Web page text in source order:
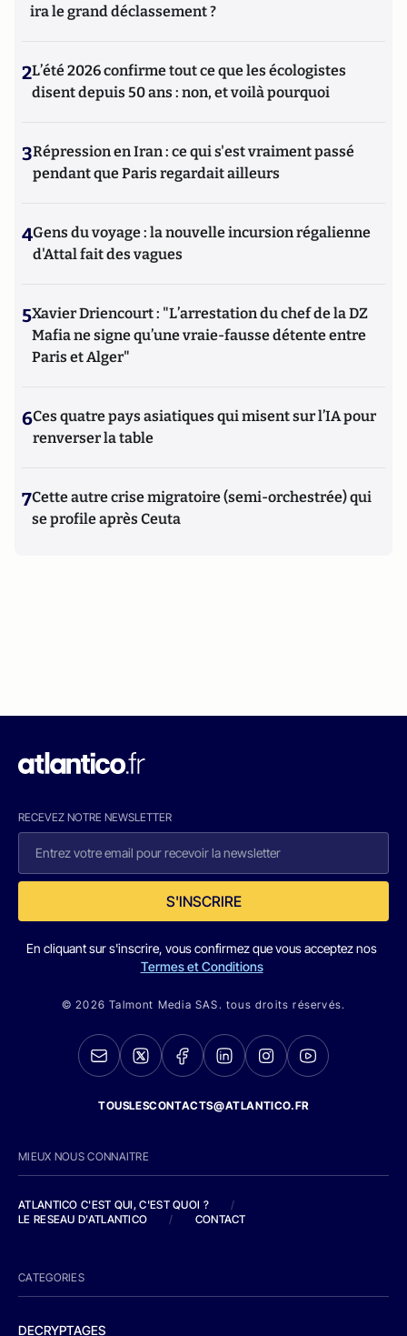
ira le grand déclassement ?
2L’été 2026 confirme tout ce que les écologistes
disent depuis 50 ans : non, et voilà pourquoi
3Répression en Iran : ce qui s'est vraiment passé
pendant que Paris regardait ailleurs
4Gens du voyage : la nouvelle incursion régalienne
d'Attal fait des vagues
5Xavier Driencourt : "L’arrestation du chef de la DZ
Mafia ne signe qu’une vraie-fausse détente entre
Paris et Alger"
6Ces quatre pays asiatiques qui misent sur l’IA pour
renverser la table
7Cette autre crise migratoire (semi-orchestrée) qui
se profile après Ceuta
RECEVEZ NOTRE NEWSLETTER
S'INSCRIRE
En cliquant sur s'inscrire, vous confirmez que vous acceptez nos
Termes et Conditions
© 2026 Talmont Media SAS. tous droits réservés.
TOUSLESCONTACTS@ATLANTICO.FR
MIEUX NOUS CONNAITRE
ATLANTICO C'EST QUI, C'EST QUOI ?
/
LE RESEAU D'ATLANTICO
/ CONTACT
CATEGORIES
DECRYPTAGES